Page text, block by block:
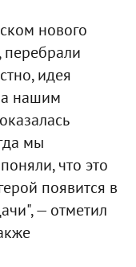
нового
перебрали
идея
нашим
мы
что это
появится в
— отметил